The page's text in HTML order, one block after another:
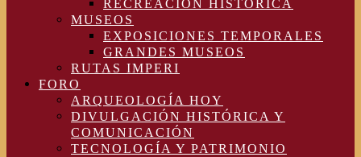
RECREACIÓN HISTÓRICA
MUSEOS
EXPOSICIONES TEMPORALES
GRANDES MUSEOS
RUTAS IMPERI
FORO
ARQUEOLOGÍA HOY
DIVULGACIÓN HISTÓRICA Y
COMUNICACIÓN
TECNOLOGÍA Y PATRIMONIO